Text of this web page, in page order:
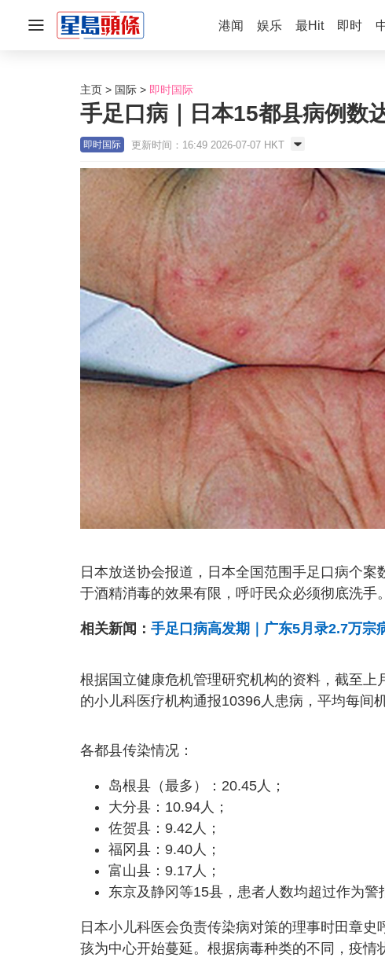
港闻 娱乐 最Hit 即时
主页 国际 即时国际
手足口病｜日本15都县病例数
即时国际 更新时间：16:49 2026-07-07 HKT
日本放送协会报道，日本全国范围手足口病个
于酒精消毒的效果有限，呼吁民众必须彻底洗手。
相关新闻： 手足口病高发期｜广东5月录2.7万宗
根据国立健康危机管理研究机构的资料，截至
的小儿科医疗机构通报10396人患病，平均每间
各都县传染情况：
岛根县（最多）：20.45人；
大分县：10.94人；
佐贺县：9.42人；
福冈县：9.40人；
富山县：9.17人；
东京及静冈等15县，患者人数均超过作为警
日本小儿科医会负责传染病对策的理事时田章
孩为中心开始蔓延。根据病毒种类的不同，疫